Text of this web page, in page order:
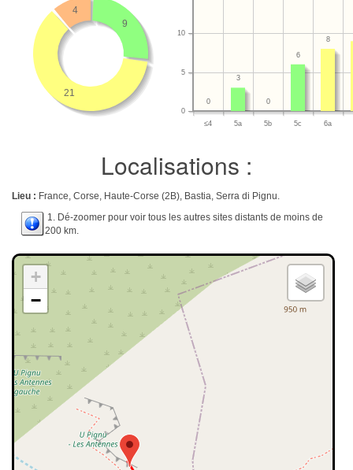
9
21
4
≤4 5a 5b 5c 6a
0
5
10
8
6
0
3
0
Localisations :
Lieu : France, Corse, Haute-Corse (2B), Bastia, Serra di Pignu.
1. Dé-zoomer pour voir tous les autres sites distants de moins de
200 km.
+
−